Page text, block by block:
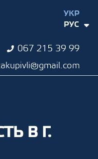
067 215 39 99
УКР
РУС
В Г.